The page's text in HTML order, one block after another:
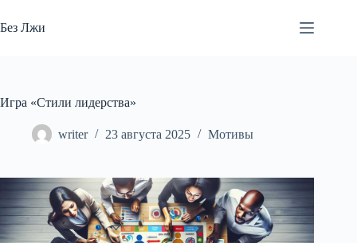
к
сути
Без Лжи
Игра «Стили лидерства»
writer 23 августа 2025 Мотивы